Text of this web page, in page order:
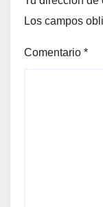
Los campos
Comentario *